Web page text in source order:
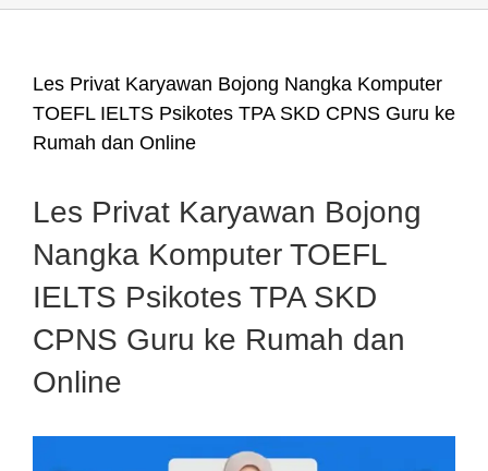
Les Privat Karyawan Bojong Nangka Komputer
TOEFL IELTS Psikotes TPA SKD CPNS Guru ke
Rumah dan Online
Les Privat Karyawan Bojong
Nangka Komputer TOEFL
IELTS Psikotes TPA SKD
CPNS Guru ke Rumah dan
Online